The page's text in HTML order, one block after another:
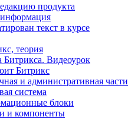
продукта
текст в курсе
теория
Битрикса. Видеоурок
Битрикс
и административная части
система
блоки
и компоненты